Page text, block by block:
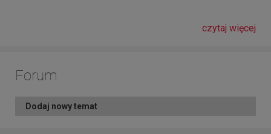
czytaj więcej
Forum
Dodaj nowy temat